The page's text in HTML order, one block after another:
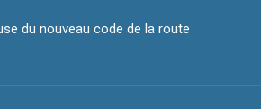
du nouveau code de la route